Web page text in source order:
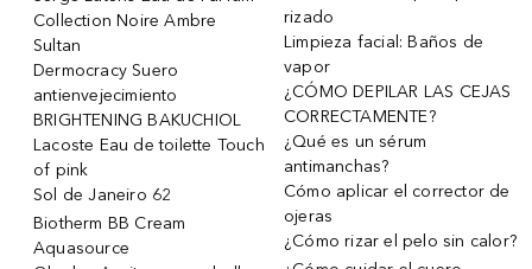
Collection Noire Ambre
Sultan
Dermocracy Suero
antienvejecimiento
BRIGHTENING BAKUCHIOL
Lacoste Eau de toilette Touch
of pink
Sol de Janeiro 62
Biotherm BB Cream
Aquasource
rizado
Limpieza facial: Baños de
vapor
¿CÓMO DEPILAR LAS CEJAS
CORRECTAMENTE?
¿Qué es un sérum
antimanchas?
Cómo aplicar el corrector de
ojeras
¿Cómo rizar el pelo sin calor?